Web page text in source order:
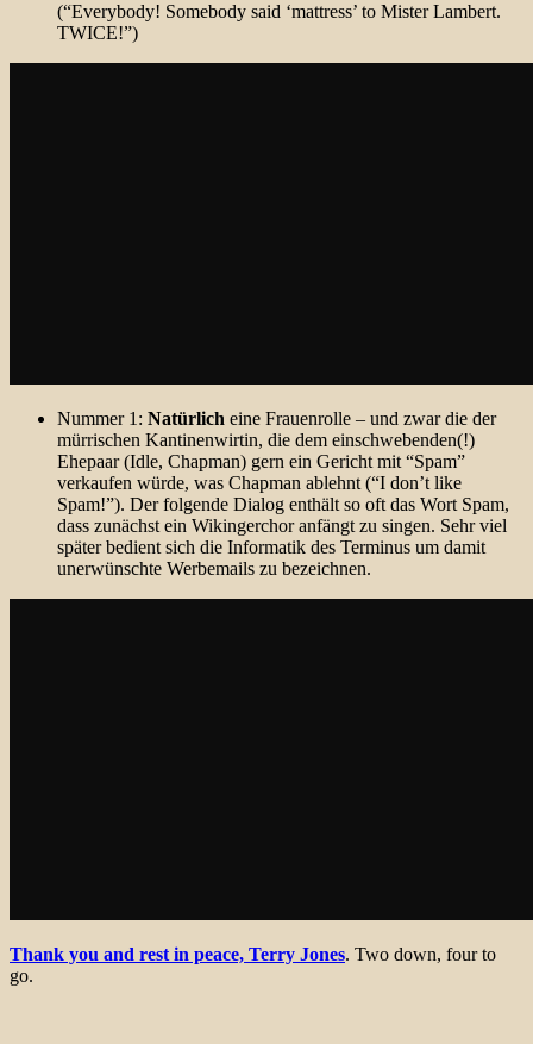
(“Everybody! Somebody said ‘mattress’ to Mister Lambert.
TWICE!”)
Nummer 1: Natürlich eine Frauenrolle – und zwar die der
mürrischen Kantinenwirtin, die dem einschwebenden(!)
Ehepaar (Idle, Chapman) gern ein Gericht mit “Spam”
verkaufen würde, was Chapman ablehnt (“I don’t like
Spam!”). Der folgende Dialog enthält so oft das Wort Spam,
dass zunächst ein Wikingerchor anfängt zu singen. Sehr viel
später bedient sich die Informatik des Terminus um damit
unerwünschte Werbemails zu bezeichnen.
Thank you and rest in peace, Terry Jones. Two down, four to
go.